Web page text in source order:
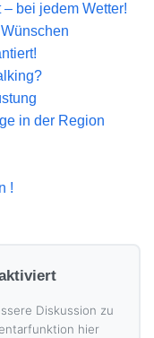
bei jedem Wetter!
in der Region
!
Diskussion zu
hier